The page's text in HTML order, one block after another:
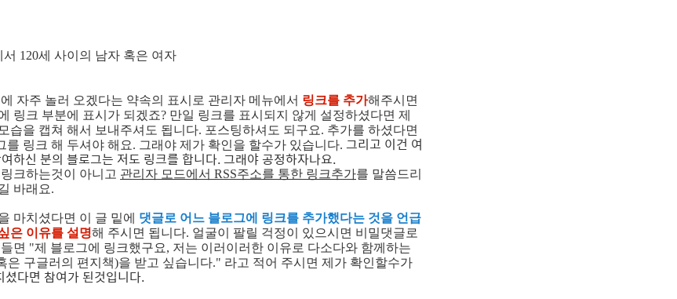
120세 사이의 남자 혹은 여자
자주 놀러 오겠다는 약속의 표시로 관리자 메뉴에서 링크를 추가해주시면
링크 부분에 표시가 되겠죠? 만일 링크를 표시되지 않게 설정하셨다면 제
습을 캡쳐 해서 보내주셔도 됩니다. 포스팅하셔도 되구요. 추가를 하셨다면
를 링크 해 두셔야 해요. 그래야 제가 확인을 할수가 있습니다. 그리고 이건 여
하신 분의 블로그는 저도 링크를 합니다. 그래야 공정하자나요.
크하는것이 아니고 관리자 모드에서 RSS주소를 통한 링크추가를 말씀드리
바래요.
마치셨다면 이 글 밑에 댓글로 어느 블로그에 링크를 추가했다는 것을 언급
은 이유를 설명해 주시면 됩니다. 얼굴이 팔릴 걱정이 있으시면 비밀댓글로
면 "제 블로그에 링크했구요, 저는 이러이러한 이유로 다소다와 함께하는
은 구글러의 편지책)을 받고 싶습니다." 라고 적어 주시면 제가 확인할수가
셨다면 참여가 된것입니다.